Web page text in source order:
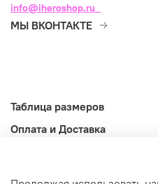
info@iheroshop.ru
МЫ ВКОНТАКТЕ
Таблица размеров
Оплата и Доставка